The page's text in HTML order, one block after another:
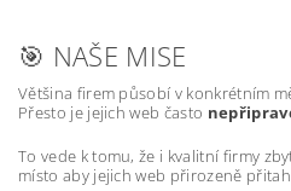
🎯 NAŠE MISE
Většina firem působí v konkrétním
Přesto je jejich web často
To vede k tomu, že i kvalitní firmy
místo aby jejich web přirozeně